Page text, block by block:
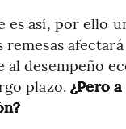
es así, por ello
remesas afectará
al desempeño
plazo. ¿Pero